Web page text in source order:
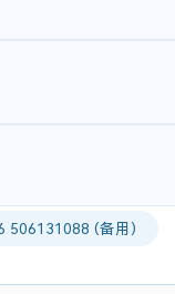
506131088 (备用)